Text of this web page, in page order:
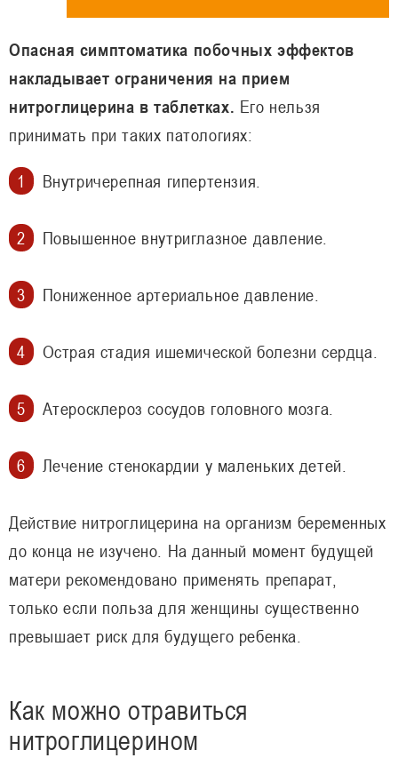
Опасная симптоматика побочных эффектов
накладывает ограничения на прием
нитроглицерина в таблетках. Его нельзя
принимать при таких патологиях:
Внутричерепная гипертензия.
Повышенное внутриглазное давление.
Пониженное артериальное давление.
Острая стадия ишемической болезни сердца.
Атеросклероз сосудов головного мозга.
Лечение стенокардии у маленьких детей.
Действие нитроглицерина на организм беременных
до конца не изучено. На данный момент будущей
матери рекомендовано применять препарат,
только если польза для женщины существенно
превышает риск для будущего ребенка.
Как можно отравиться
нитроглицерином